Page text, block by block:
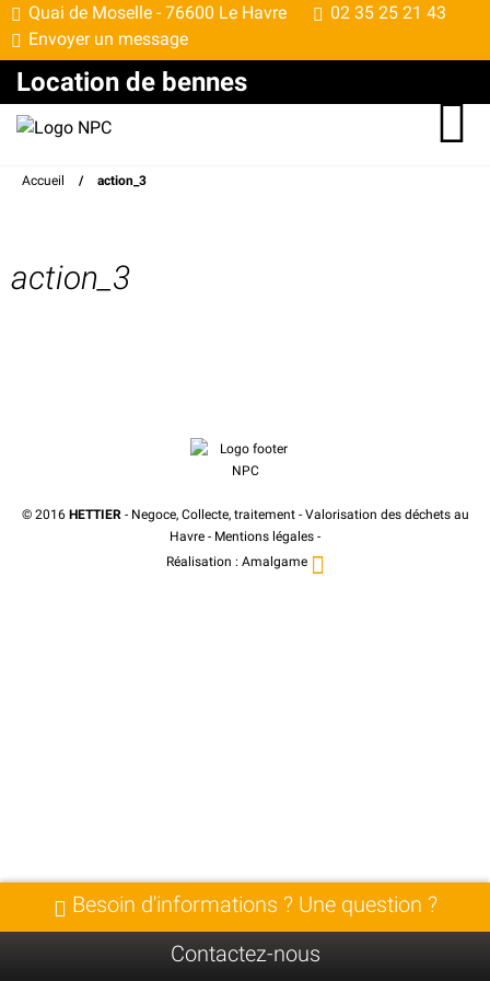
Quai de Moselle - 76600 Le Havre
02 35 25 21 43
Envoyer un message
Location de bennes
Accueil / action_3
action_3
© 2016 HETTIER - Negoce, Collecte, traitement - Valorisation des déchets au
Havre - Mentions légales -
Réalisation : Amalgame
Besoin d'informations ? Une question ?
Contactez-nous